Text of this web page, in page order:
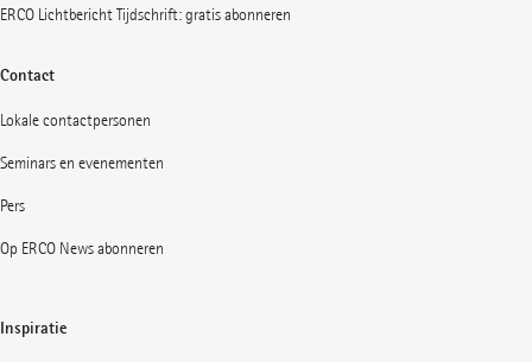
ERCO Lichtbericht Tijdschrift: gratis abonneren
Contact
Lokale contactpersonen
Seminars en evenementen
Pers
Op ERCO News abonneren
Inspiratie